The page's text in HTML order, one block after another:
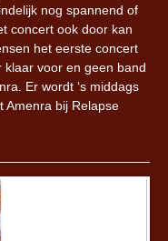
nog spannend of
concert ook door kan
het eerste concert
klaar voor en geen band
Er wordt ‘s middags
Amenra bij Relapse